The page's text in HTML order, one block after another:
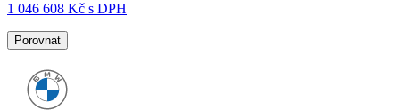
1 046 608 Kč s DPH
Porovnat